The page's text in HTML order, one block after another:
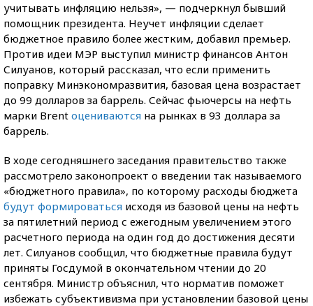
учитывать инфляцию нельзя», — подчеркнул бывший
помощник президента. Неучет инфляции сделает
бюджетное правило более жестким, добавил премьер.
Против идеи МЭР выступил министр финансов Антон
Силуанов, который рассказал, что если применить
поправку Минэкономразвития, базовая цена возрастает
до 99 долларов за баррель. Сейчас фьючерсы на нефть
марки Brent оцениваются на рынках в 93 доллара за
баррель.
В ходе сегодняшнего заседания правительство также
рассмотрело законопроект о введении так называемого
«бюджетного правила», по которому расходы бюджета
будут формироваться исходя из базовой цены на нефть
за пятилетний период с ежегодным увеличением этого
расчетного периода на один год до достижения десяти
лет. Силуанов сообщил, что бюджетные правила будут
приняты Госдумой в окончательном чтении до 20
сентября. Министр объяснил, что норматив поможет
избежать субъективизма при установлении базовой цены